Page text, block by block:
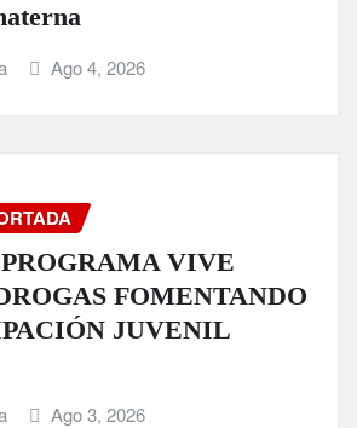
Ago 4, 2026
VIVE
FOMENTANDO
JUVENIL
Ago 3, 2026